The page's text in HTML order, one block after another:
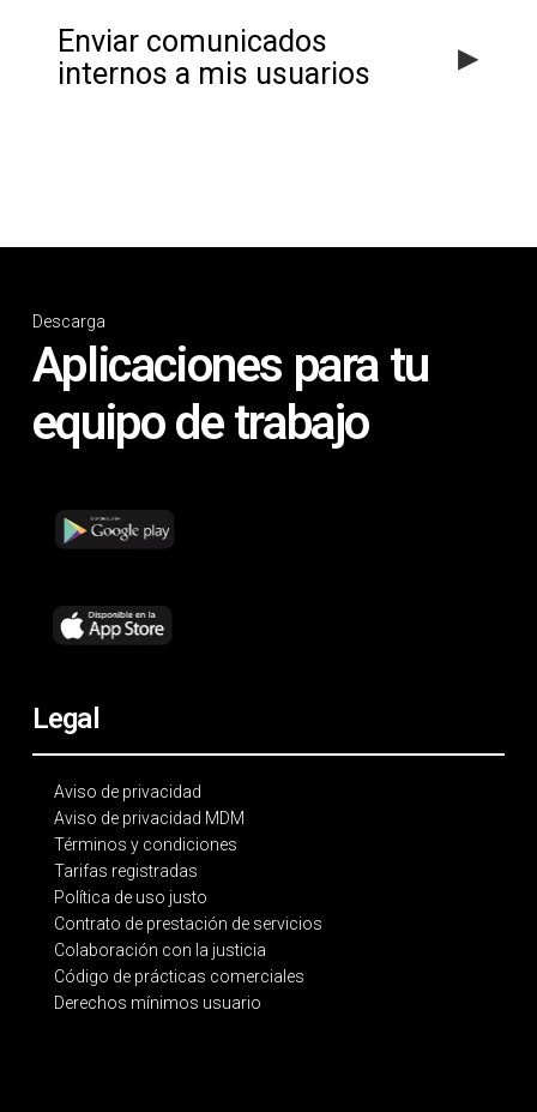
▸
Enviar comunicados
internos a mis usuarios
Descarga
Aplicaciones para tu
equipo de trabajo
Legal
Aviso de privacidad
Aviso de privacidad MDM
Términos y condiciones
Tarifas registradas
Política de uso justo
Contrato de prestación de servicios
Colaboración con la justicia
Código de prácticas comerciales
Derechos mínimos usuario